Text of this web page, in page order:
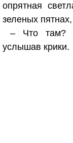
опрятная
зеленых
– Что там?
услышав крики.